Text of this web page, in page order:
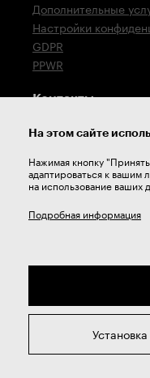
Дополнительные
Настройки
GDPR
PPWR
Контакты
T: +420 576 777 522
Техническая
2026 © ZPS-
На этом сайте
Нажимая кнопку
адаптироваться к вашим
на использование ваших
Подробная информация